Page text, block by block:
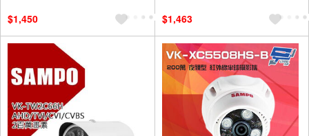
$1,450
$1,463